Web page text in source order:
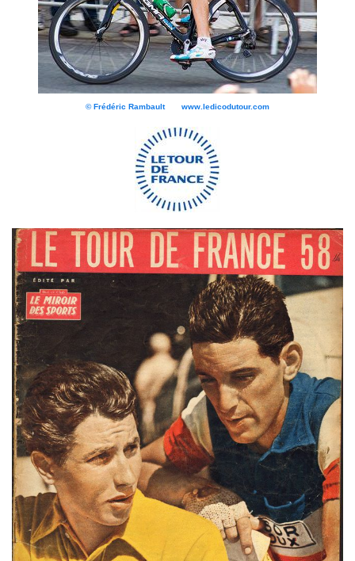
© Frédéric Rambault www.ledicodutour.com